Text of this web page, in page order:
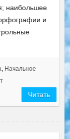
наибольшее
и
, Начальное
Читать